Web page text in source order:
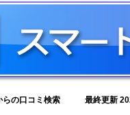
らの口コミ検索 最終更新